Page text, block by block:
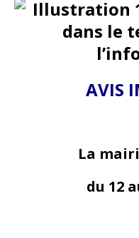
AVIS
La
du 12